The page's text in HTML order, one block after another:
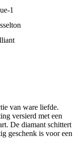
1
van ware liefde.
versierd met een
De diamant schittert
geschenk is voor een